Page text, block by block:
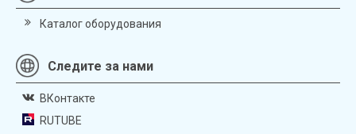
Каталог оборудования
Следите за нами
ВКонтакте
RUTUBE